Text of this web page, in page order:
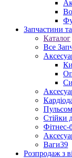
Запчастини
Каталог
Все
Стійки
Фітнес-
Ваги39
Розпродаж з